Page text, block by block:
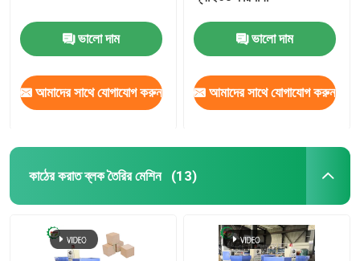
ভালো দাম
আমাদের সাথে যোগাযোগ করুন
ভালো দাম
আমাদের সাথে যোগাযোগ করুন
কাঠের করাত ব্লক তৈরির মেশিন (13)